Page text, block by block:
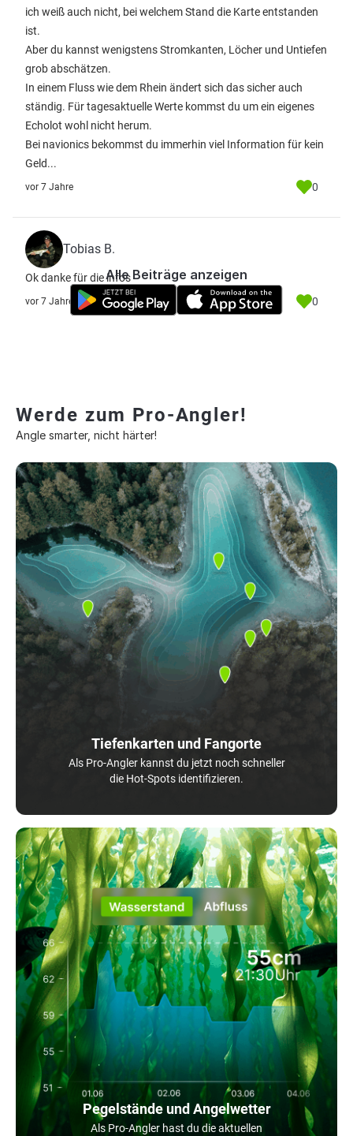
ich weiß auch nicht, bei welchem Stand die Karte entstanden
ist.
Aber du kannst wenigstens Stromkanten, Löcher und Untiefen
grob abschätzen.
In einem Fluss wie dem Rhein ändert sich das sicher auch
ständig. Für tagesaktuelle Werte kommst du um ein eigenes
Echolot wohl nicht herum.
Bei navionics bekommst du immerhin viel Information für kein
Geld...
vor 7 Jahre 0
Tobias B.
Ok danke für die infos
vor 7 Jahre 0
Alle Beiträge anzeigen
Werde zum Pro-Angler!
Angle smarter, nicht härter!
Tiefenkarten und Fangorte
Als Pro-Angler kannst du jetzt noch schneller
die Hot-Spots identifizieren.
Pegelstände und Angelwetter
Als Pro-Angler hast du die aktuellen